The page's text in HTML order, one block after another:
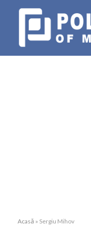
Acasă » Sergiu Mihov